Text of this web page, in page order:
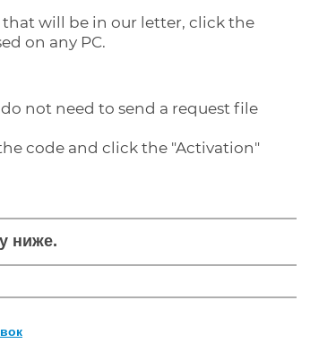
will be in our letter, click the
on any PC.
not need to send a request file
code and click the "Activation"
ниже.